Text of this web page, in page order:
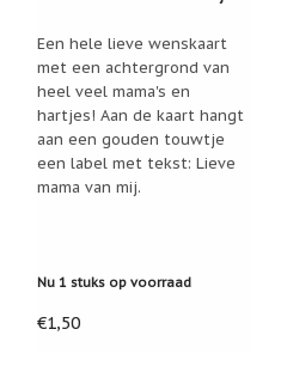
Een hele lieve wenskaart
met een achtergrond van
heel veel mama's en
hartjes! Aan de kaart hangt
aan een gouden touwtje
een label met tekst: Lieve
mama van mij.
Nu 1 stuks op voorraad
€1,50